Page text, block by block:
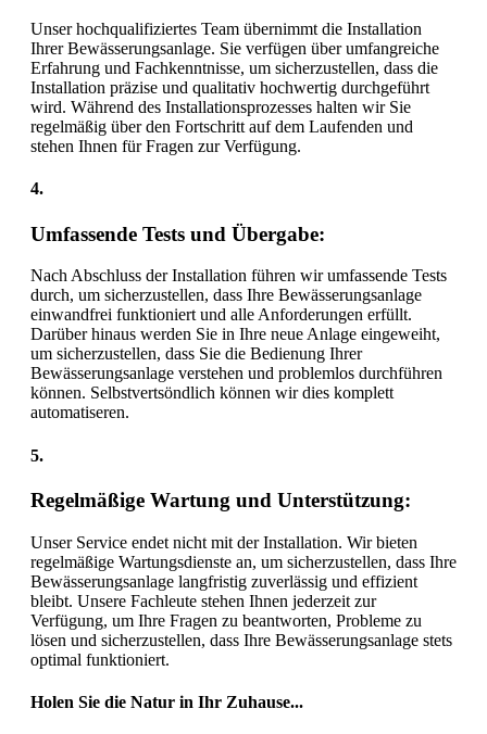
Unser hochqualifiziertes Team übernimmt die Installation
Ihrer Bewässerungsanlage. Sie verfügen über umfangreiche
Erfahrung und Fachkenntnisse, um sicherzustellen, dass die
Installation präzise und qualitativ hochwertig durchgeführt
wird. Während des Installationsprozesses halten wir Sie
regelmäßig über den Fortschritt auf dem Laufenden und
stehen Ihnen für Fragen zur Verfügung.
4.
Umfassende Tests und Übergabe:
Nach Abschluss der Installation führen wir umfassende Tests
durch, um sicherzustellen, dass Ihre Bewässerungsanlage
einwandfrei funktioniert und alle Anforderungen erfüllt.
Darüber hinaus werden Sie in Ihre neue Anlage eingeweiht,
um sicherzustellen, dass Sie die Bedienung Ihrer
Bewässerungsanlage verstehen und problemlos durchführen
können. Selbstvertsöndlich können wir dies komplett
automatiseren.
5.
Regelmäßige Wartung und Unterstützung:
Unser Service endet nicht mit der Installation. Wir bieten
regelmäßige Wartungsdienste an, um sicherzustellen, dass Ihre
Bewässerungsanlage langfristig zuverlässig und effizient
bleibt. Unsere Fachleute stehen Ihnen jederzeit zur
Verfügung, um Ihre Fragen zu beantworten, Probleme zu
lösen und sicherzustellen, dass Ihre Bewässerungsanlage stets
optimal funktioniert.
Holen Sie die Natur in Ihr Zuhause...